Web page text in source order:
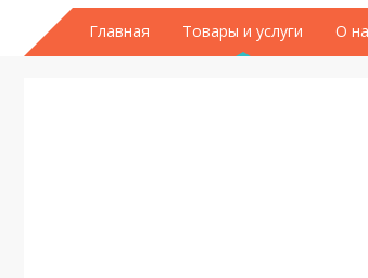
Главная Товары и услуги О